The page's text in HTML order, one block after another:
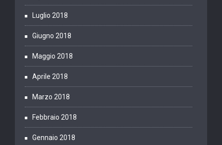
Luglio 2018
Giugno 2018
Maggio 2018
Aprile 2018
Marzo 2018
Febbraio 2018
Gennaio 2018